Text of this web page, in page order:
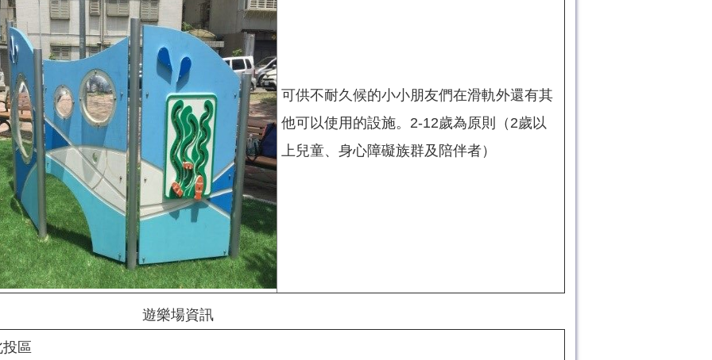
可供不耐久候的小小朋友們在滑軌外還有其
他可以使用的設施。2-12歲為原則（2歲以
上兒童、身心障礙族群及陪伴者）
遊樂場資訊
區